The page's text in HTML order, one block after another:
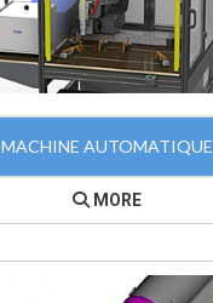
MACHINE AUTOMATIQUE
MORE